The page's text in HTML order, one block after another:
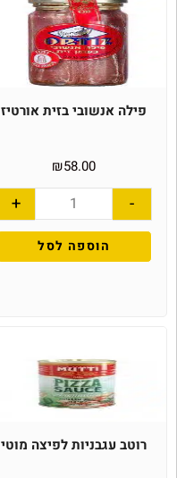
פילה אנשובי בזית אורטיז
₪58.00
-
+
הוספה לסל
רוטב עגבניות לפיצה מוטי